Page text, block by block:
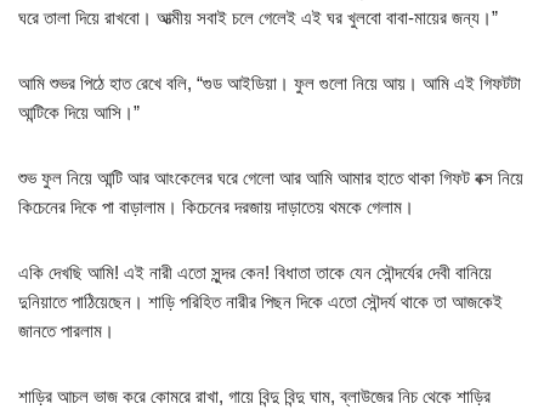
ঘরে তালা দিয়ে রাখবো। আত্মীয় সবাই চলে গেলেই এই ঘর খুলবো বাবা-মায়ের জন্য।”
আমি শুভর পিঠে হাত রেখে বলি, “গুড আইডিয়া। ফুল গুলো নিয়ে আয়। আমি এই গিফটটা
আন্টিকে দিয়ে আসি।”
শুভ ফুল নিয়ে আন্টি আর আংকেলের ঘরে গেলো আর আমি আমার হাতে থাকা গিফট বক্স নিয়ে
কিচেনের দিকে পা বাড়ালাম। কিচেনের দরজায় দাড়াতেয় থমকে গেলাম।
একি দেখছি আমি! এই নারী এতো সুন্দর কেন! বিধাতা তাকে যেন সৌন্দর্যের দেবী বানিয়ে
দুনিয়াতে পাঠিয়েছেন। শাড়ি পরিহিত নারীর পিছন দিকে এতো সৌন্দর্য থাকে তা আজকেই
জানতে পারলাম।
শাড়ির আচল ভাজ করে কোমরে রাখা, গায়ে বিন্দু বিন্দু ঘাম, ব্লাউজের নিচ থেকে শাড়ির